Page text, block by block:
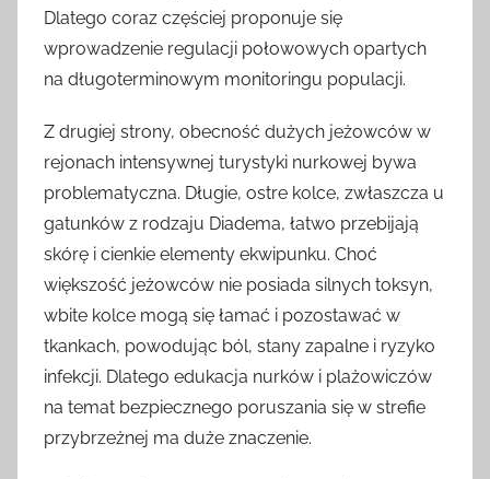
Dlatego coraz częściej proponuje się
wprowadzenie regulacji połowowych opartych
na długoterminowym monitoringu populacji.
Z drugiej strony, obecność dużych jeżowców w
rejonach intensywnej turystyki nurkowej bywa
problematyczna. Długie, ostre kolce, zwłaszcza u
gatunków z rodzaju Diadema, łatwo przebijają
skórę i cienkie elementy ekwipunku. Choć
większość jeżowców nie posiada silnych toksyn,
wbite kolce mogą się łamać i pozostawać w
tkankach, powodując ból, stany zapalne i ryzyko
infekcji. Dlatego edukacja nurków i plażowiczów
na temat bezpiecznego poruszania się w strefie
przybrzeżnej ma duże znaczenie.